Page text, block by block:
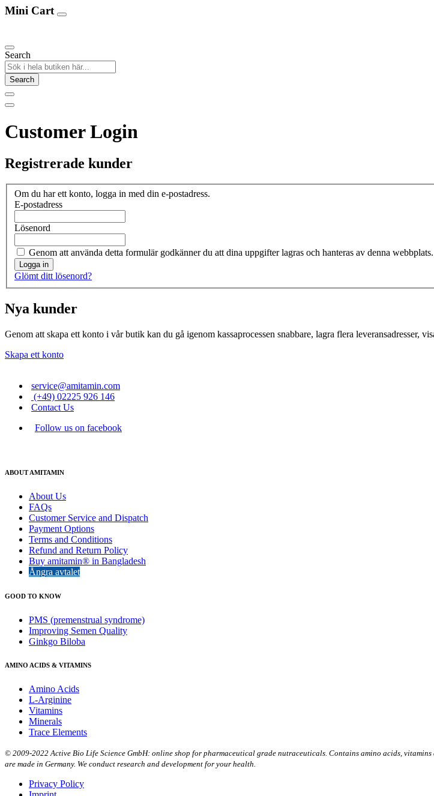
Mini Cart
Search
Search
Customer Login
Registrerade kunder
Om du har ett konto, logga in med din e-postadress.
E-postadress
Lösenord
Genom att använda detta formulär godkänner du att dina uppgifter lagras och hanteras av denna webbplats.
Logga in
Glömt ditt lösenord?
Nya kunder
Genom att skapa ett konto i vår butik kan du gå igenom kassaprocessen snabbare, lagra flera leveransadresser,
Skapa ett konto
service@amitamin.com
(+49) 02225 926 146
Contact Us
Follow us on facebook
ABOUT AMITAMIN
About Us
FAQs
Customer Service and Dispatch
Payment Options
Terms and Conditions
Refund and Return Policy
Buy amitamin® in Bangladesh
Ångra avtalet
GOOD TO KNOW
PMS (premenstrual syndrome)
Improving Semen Quality
Ginkgo Biloba
AMINO ACIDS & VITAMINS
Amino Acids
L-Arginine
Vitamins
Minerals
Trace Elements
© 2009-2022 Active Bio Life Science GmbH: online shop for pharmaceutical grade nutraceuticals. Contains amino acids,
are made in Germany. We conduct research and development for your health.
Privacy Policy